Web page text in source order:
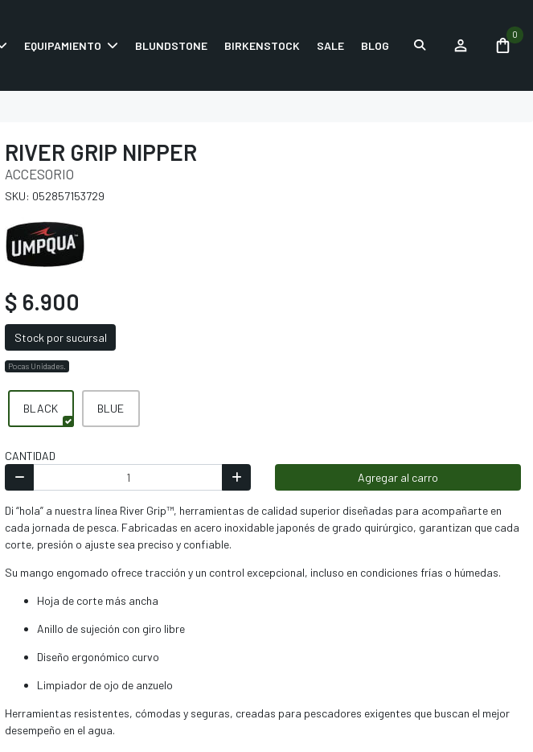
EQUIPAMIENTO BLUNDSTONE BIRKENSTOCK SALE BLOG
0
RIVER GRIP NIPPER
ACCESORIO
SKU: 052857153729
$ 6.900
Stock por sucursal
Pocas Unidades.
BLACK BLUE
CANTIDAD
Agregar al carro
Di “hola” a nuestra línea River Grip™, herramientas de calidad superior diseñadas para acompañarte en
cada jornada de pesca. Fabricadas en acero inoxidable japonés de grado quirúrgico, garantizan que cada
corte, presión o ajuste sea preciso y confiable.
Su mango engomado ofrece tracción y un control excepcional, incluso en condiciones frías o húmedas.
Hoja de corte más ancha
Anillo de sujeción con giro libre
Diseño ergonómico curvo
Limpiador de ojo de anzuelo
Herramientas resistentes, cómodas y seguras, creadas para pescadores exigentes que buscan el mejor
desempeño en el agua.